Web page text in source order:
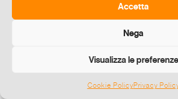
Accetta
Nega
Visualizza le preferenze
Cookie PolicyPrivacy
©2026 E-zine